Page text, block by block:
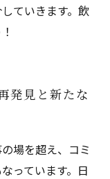
ていきます。飲
発見と新たな
場を超え、コミ
っています。日